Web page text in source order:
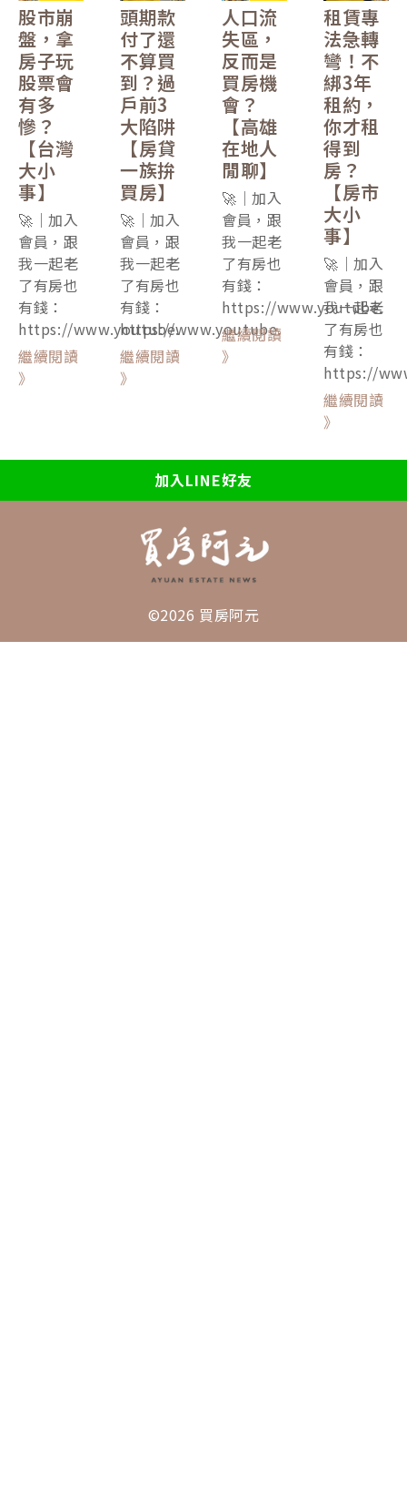
股市崩
盤，拿
房子玩
股票會
有多
慘？
【台灣
大小
事】
🚀｜加入
會員，跟
我一起老
了有房也
有錢：
https://www.youtube.
繼續閱讀
》
頭期款
付了還
不算買
到？過
戶前3
大陷阱
【房貸
一族拚
買房】
🚀｜加入
會員，跟
我一起老
了有房也
有錢：
https://www.youtube.
繼續閱讀
》
人口流
失區，
反而是
買房機
會？
【高雄
在地人
閒聊】
🚀｜加入
會員，跟
我一起老
了有房也
有錢：
https://www.youtube.
繼續閱讀
》
租賃專
法急轉
彎！不
綁3年
租約，
你才租
得到
房？
【房市
大小
事】
🚀｜加入
會員，跟
我一起老
了有房也
有錢：
https://
繼續閱讀
》
加入LINE好友
©2026 買房阿元